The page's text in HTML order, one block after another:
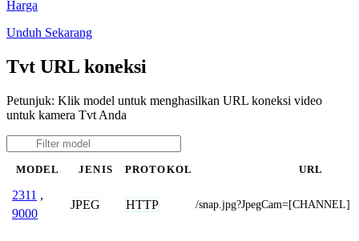
Harga
Unduh Sekarang
Tvt URL koneksi
Petunjuk: Klik model untuk menghasilkan URL koneksi video
untuk kamera Tvt Anda
MODEL JENIS PROTOKOL URL
2311 ,
9000
JPEG HTTP /snap.jpg?JpegCam=[CHANNEL]